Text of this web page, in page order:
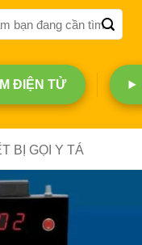
ĐIỆN TỬ
BỊ GỌI Y TÁ